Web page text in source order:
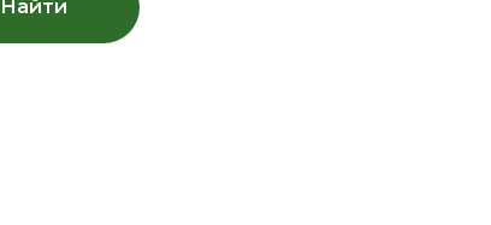
Найти